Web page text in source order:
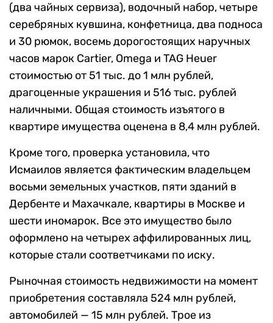
(два чайных сервиза), водочный набор, четыре
серебряных кувшина, конфетница, два подноса
и 30 рюмок, восемь дорогостоящих наручных
часов марок Cartier, Omega и TAG Heuer
стоимостью от 51 тыс. до 1 млн рублей,
драгоценные украшения и 516 тыс. рублей
наличными. Общая стоимость изъятого в
квартире имущества оценена в 8,4 млн рублей.
Кроме того, проверка установила, что
Исмаилов является фактическим владельцем
восьми земельных участков, пяти зданий в
Дербенте и Махачкале, квартиры в Москве и
шести иномарок. Все это имущество было
оформлено на четырех аффилированных лиц,
которые стали соответчиками по иску.
Рыночная стоимость недвижимости на момент
приобретения составляла 524 млн рублей,
автомобилей — 15 млн рублей. Трое из